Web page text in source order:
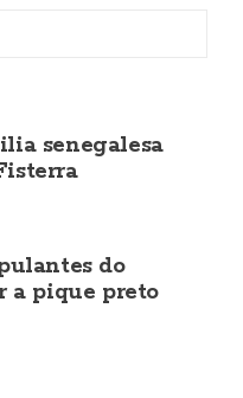
senegalesa
do
a pique preto